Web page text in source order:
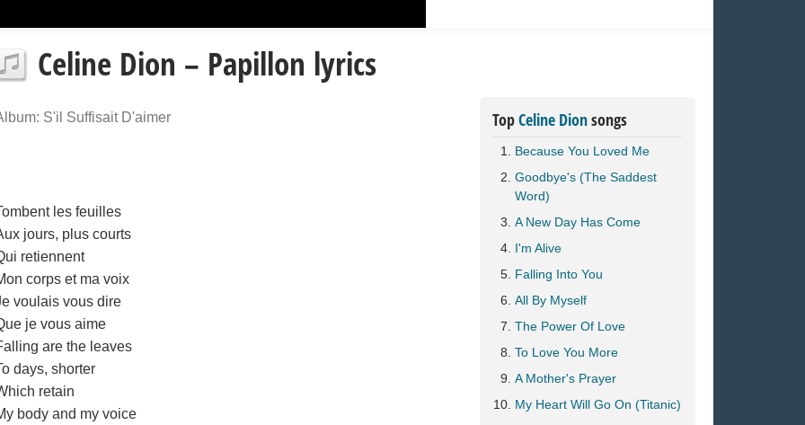
Celine Dion – Papillon lyrics
S'il Suffisait D'aimer
les feuilles
jours, plus courts
retiennent
corps et ma voix
voulais vous dire
je vous aime
are the leaves
days, shorter
retain
body and my voice
TopCeline Dionsongs
Because You Loved Me
Goodbye's (The Saddest
Word)
A New Day Has Come
I'm Alive
Falling Into You
All By Myself
The Power Of Love
To Love You More
A Mother's Prayer
My Heart Will Go On (Titanic)